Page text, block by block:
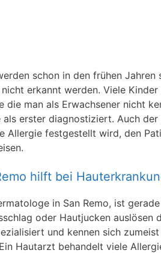
schon in den frühen
erkannt werden. Viele
die man als Erwachsener nicht
erster diagnostiziert. Auch
Allergie festgestellt wird, den
hilft bei
in San Remo, ist
oder Hautjucken
und kennen sich
Hautarzt behandelt viele